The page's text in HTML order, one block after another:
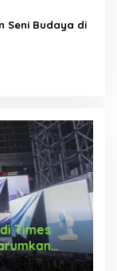
Seni Budaya di
Times